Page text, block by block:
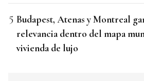
Budapest, Atenas y Montreal
relevancia dentro del mapa
vivienda de lujo